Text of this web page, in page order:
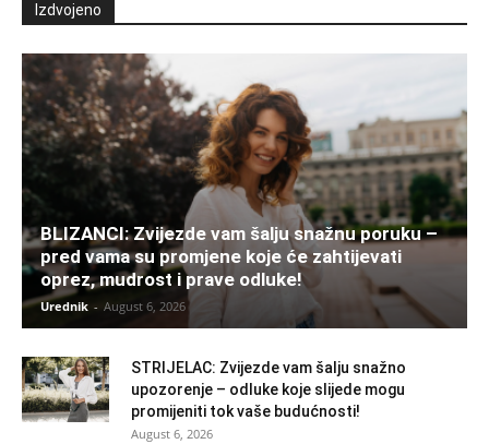
Izdvojeno
BLIZANCI: Zvijezde vam šalju snažnu poruku –
pred vama su promjene koje će zahtijevati
oprez, mudrost i prave odluke!
Urednik - August 6, 2026
STRIJELAC: Zvijezde vam šalju snažno
upozorenje – odluke koje slijede mogu
promijeniti tok vaše budućnosti!
August 6, 2026